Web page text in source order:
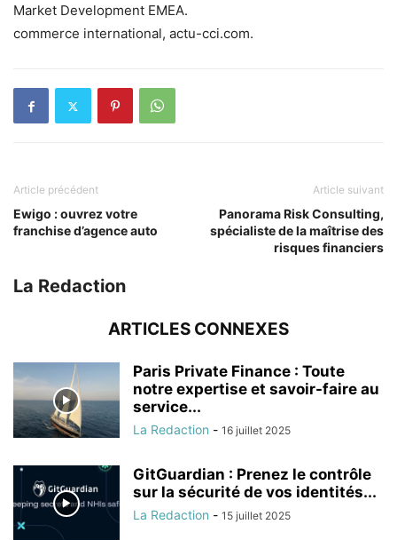
Market Development EMEA.
commerce international, actu-cci.com.
Article précédent
Ewigo : ouvrez votre
franchise d’agence auto
Article suivant
Panorama Risk Consulting,
spécialiste de la maîtrise des
risques financiers
La Redaction
ARTICLES CONNEXES
Paris Private Finance : Toute
notre expertise et savoir-faire au
service...
La Redaction - 16 juillet 2025
GitGuardian : Prenez le contrôle
sur la sécurité de vos identités...
La Redaction - 15 juillet 2025